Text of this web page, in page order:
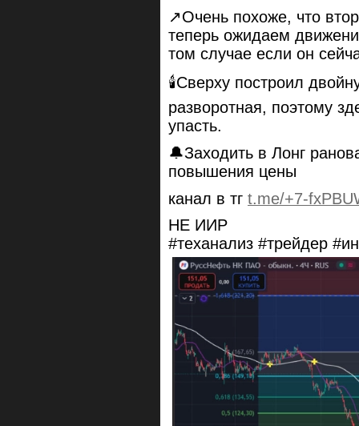
↗️Очень похоже, что
теперь ожидаем
том случае если он
🕯Сверху построил
разворотная, поэтому
упасть.
🔔Заходить в Лонг
повышения цены
канал в тг t.me/+7-
НЕ ИИР
#теханализ #трейдер